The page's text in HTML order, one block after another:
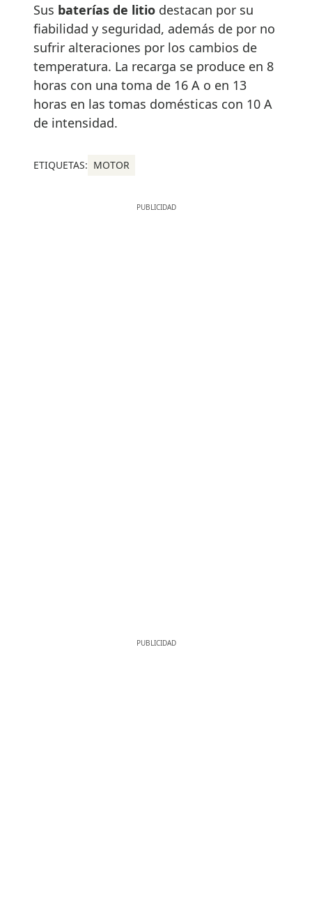
Sus baterías de litio destacan por su
fiabilidad y seguridad, además de por no
sufrir alteraciones por los cambios de
temperatura. La recarga se produce en 8
horas con una toma de 16 A o en 13
horas en las tomas domésticas con 10 A
de intensidad.
ETIQUETAS: MOTOR